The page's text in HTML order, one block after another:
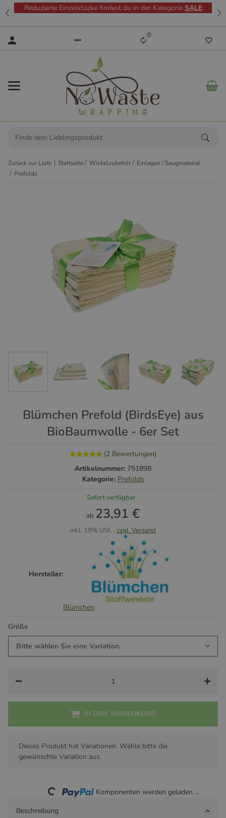
Reduzierte Einzelstücke findest du in der Kategorie SALE
0
Zurück zur Liste Startseite Wickelzubehör
Einlagen / Saugmaterial
Prefolds
Blümchen Prefold (BirdsEye) aus
BioBaumwolle - 6er Set
(2 Bewertungen)
Artikelnummer: 751898
Kategorie: Prefolds
Sofort verfügbar
ab 23,91 €
inkl. 19% USt. , zzgl. Versand
Hersteller:
Blümchen
Größe
Bitte wählen Sie eine Variation.
IN DEN WARENKORB
x
Dieses Produkt hat Variationen. Wähle bitte die
gewünschte Variation aus.
Loading...
Komponenten werden geladen ...
Beschreibung